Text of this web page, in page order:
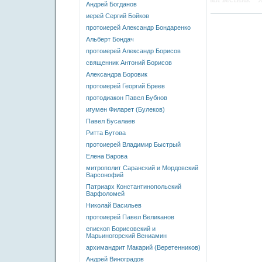
Андрей Богданов
иерей Сергий Бойков
протоиерей Александр Бондаренко
Альберт Бондач
протоиерей Александр Борисов
священник Антоний Борисов
Александра Боровик
протоиерей Георгий Бреев
протодиакон Павел Бубнов
игумен Филарет (Булеков)
Павел Бусалаев
Ритта Бутова
протоиерей Владимир Быстрый
Елена Варова
митрополит Саранский и Мордовский
Варсонофий
Патриарх Константинопольский
Варфоломей
Николай Васильев
протоиерей Павел Великанов
епископ Борисовский и
Марьиногорский Вениамин
архимандрит Макарий (Веретенников)
Андрей Виноградов